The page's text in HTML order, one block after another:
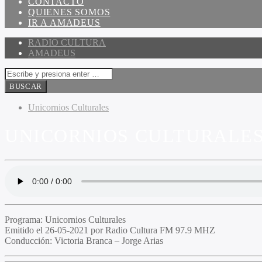
QUIENES SOMOS
IR A AMADEUS
RADIO CULTURA
AMADEUS
Unicornios Culturales
Programa: Unicornios Culturales
Emitido el 26-05-2021 por Radio Cultura FM 97.9 MHZ
Conducción: Victoria Branca – Jorge Arias